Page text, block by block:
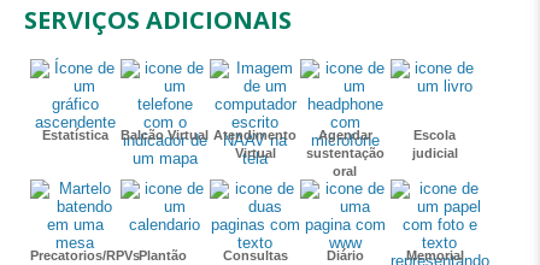
SERVIÇOS ADICIONAIS
Estatística Balcão Virtual Atendimento
Virtual
Agendar
sustentação
oral
Escola
judicial
Precatorios/RPVsPlantão
Consultas
Diário
Memorial